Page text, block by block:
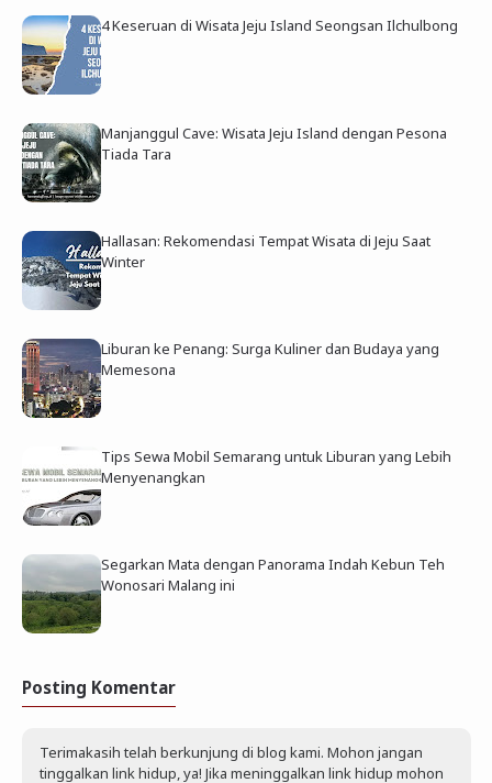
4 Keseruan di Wisata Jeju Island Seongsan Ilchulbong
Manjanggul Cave: Wisata Jeju Island dengan Pesona
Tiada Tara
Hallasan: Rekomendasi Tempat Wisata di Jeju Saat
Winter
Liburan ke Penang: Surga Kuliner dan Budaya yang
Memesona
Tips Sewa Mobil Semarang untuk Liburan yang Lebih
Menyenangkan
Segarkan Mata dengan Panorama Indah Kebun Teh
Wonosari Malang ini
Posting Komentar
Terimakasih telah berkunjung di blog kami. Mohon jangan
tinggalkan link hidup, ya! Jika meninggalkan link hidup mohon